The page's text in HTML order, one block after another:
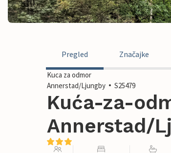
Pregled Značajke
Kuca za odmor
Annerstad/Ljungby
S25479
Kuća-za-
Annerstad/